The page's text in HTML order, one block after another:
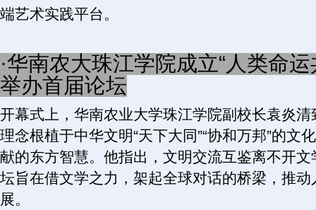
端艺术实践平台。
·华南农大珠江学院成立“人类命
举办首届论坛
开幕式上，华南农业大学珠江学院副校长袁炎
理念根植于中华文明“天下大同”“协和万邦”的文
献的东方智慧。他指出，文明交流互鉴离不开
坛旨在借文学之力，架起全球对话的桥梁，推
展。